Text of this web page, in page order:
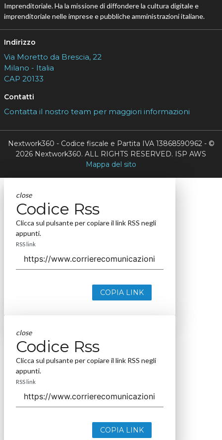
Imprenditoriale. Ha la missione di diffondere la cultura digitale e
imprenditoriale nelle imprese e pubbliche amministrazioni italiane.
Indirizzo
Via Moretto da Brescia, 22
Milano - Italia
CAP 20133
Contatti
Contatta il nostro team per maggiori informazioni
Nextwork360 - Codice fiscale e Partita IVA 13868590962 - ©
2026 Nextwork360. ALL RIGHTS RESERVED. ISP AWS
Mappa del sito
close
Codice Rss
Clicca sul pulsante per copiare il link RSS negli
appunti.
RSS link
COPIA LINK
close
Codice Rss
Clicca sul pulsante per copiare il link RSS negli
appunti.
RSS link
COPIA LINK